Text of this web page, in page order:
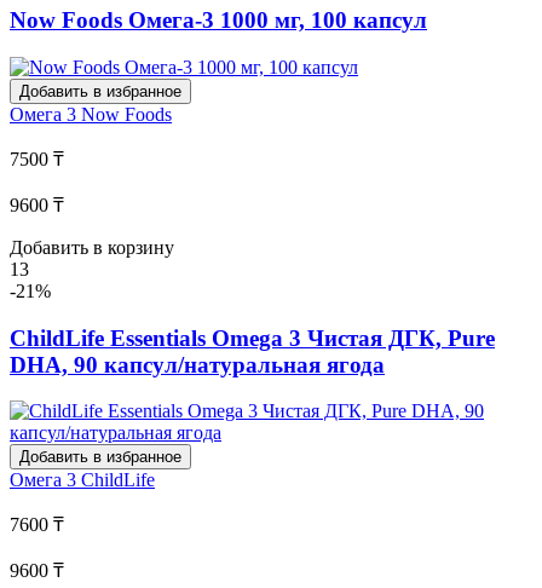
Now Foods Омега-3 1000 мг, 100 капсул
Добавить в избранное
Омега 3 Now Foods
7500 ₸
9600 ₸
Добавить в корзину
13
-21%
ChildLife Essentials Omega 3 Чистая ДГК, Pure
DHA, 90 капсул/натуральная ягода
Добавить в избранное
Омега 3 ChildLife
7600 ₸
9600 ₸